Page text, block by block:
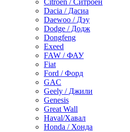
Citroen / Ситроен
Dacia / Дасиа
Daewoo / Дэу
Dodge / Додж
Dongfeng
Exeed
FAW / ФАУ
Fiat
Ford / Форд
GAC
Geely / Джили
Genesis
Great Wall
Haval/Хавал
Honda / Хонда